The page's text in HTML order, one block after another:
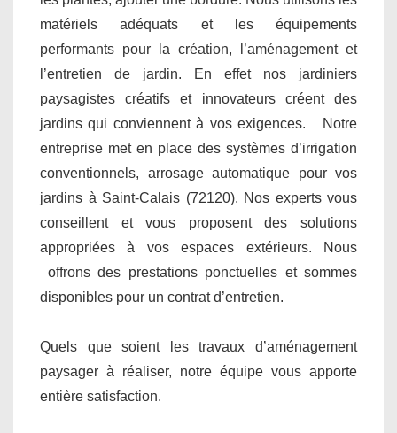
matériels adéquats et les équipements
performants pour la création, l’aménagement et
l’entretien de jardin. En effet nos jardiniers
paysagistes créatifs et innovateurs créent des
jardins qui conviennent à vos exigences. Notre
entreprise met en place des systèmes d’irrigation
conventionnels, arrosage automatique pour vos
jardins à Saint-Calais (72120). Nos experts vous
conseillent et vous proposent des solutions
appropriées à vos espaces extérieurs. Nous
offrons des prestations ponctuelles et sommes
disponibles pour un contrat d’entretien.
Quels que soient les travaux d’aménagement
paysager à réaliser, notre équipe vous apporte
entière satisfaction.